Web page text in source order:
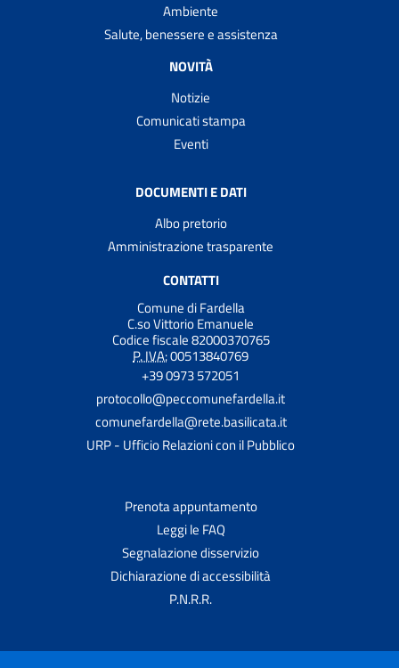
Ambiente
Salute, benessere e assistenza
NOVITÀ
Notizie
Comunicati stampa
Eventi
DOCUMENTI E DATI
Albo pretorio
Amministrazione trasparente
CONTATTI
Comune di Fardella
C.so Vittorio Emanuele
Codice fiscale 82000370765
P. IVA:00513840769
+39 0973 572051
protocollo@peccomunefardella.it
comunefardella@rete.basilicata.it
URP - Ufficio Relazioni con il Pubblico
Prenota appuntamento
Leggi le FAQ
Segnalazione disservizio
Dichiarazione di accessibilità
P.N.R.R.